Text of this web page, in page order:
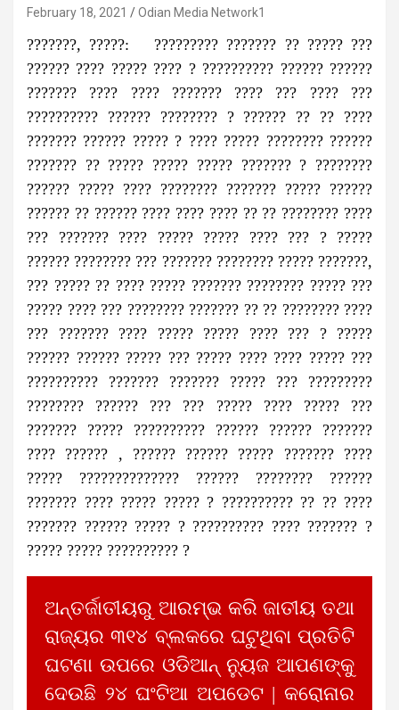
February 18, 2021 Odian Media Network1
???????, ?????: ????????? ??????? ?? ????? ???
?????? ???? ????? ???? ? ?????????? ?????? ??????
??????? ???? ???? ??????? ???? ??? ???? ???
?????????? ?????? ???????? ? ?????? ?? ?? ????
??????? ?????? ????? ? ???? ????? ???????? ??????
??????? ?? ????? ????? ????? ??????? ? ????????
?????? ????? ???? ???????? ??????? ????? ??????
?????? ?? ?????? ???? ???? ???? ?? ?? ???????? ????
??? ??????? ???? ????? ????? ???? ??? ? ?????
?????? ???????? ??? ??????? ???????? ????? ???????,
??? ????? ?? ???? ????? ??????? ???????? ????? ???
????? ???? ??? ???????? ??????? ?? ?? ???????? ????
??? ??????? ???? ????? ????? ???? ??? ? ?????
?????? ?????? ????? ??? ????? ???? ???? ????? ???
?????????? ??????? ??????? ????? ??? ?????????
???????? ?????? ??? ??? ????? ???? ????? ???
??????? ????? ?????????? ?????? ?????? ???????
???? ?????? , ?????? ?????? ????? ??????? ????
????? ?????????????? ?????? ???????? ??????
??????? ???? ????? ????? ? ?????????? ?? ?? ????
??????? ?????? ????? ? ?????????? ???? ??????? ?
????? ????? ?????????? ?
ଅନ୍ତର୍ଜାତୀୟରୁ ଆରମ୍ଭ କରି ଜାତୀୟ ତଥା
ରାଜ୍ୟର ୩୧୪ ବ୍ଲକରେ ଘଟୁଥିବା ପ୍ରତିଟି
ଘଟଣା ଉପରେ ଓଡିଆନ୍ ନ୍ୟୁଜ ଆପଣଙ୍କୁ
ଦେଉଛି ୨୪ ଘଂଟିଆ ଅପଡେଟ | କରୋନାର